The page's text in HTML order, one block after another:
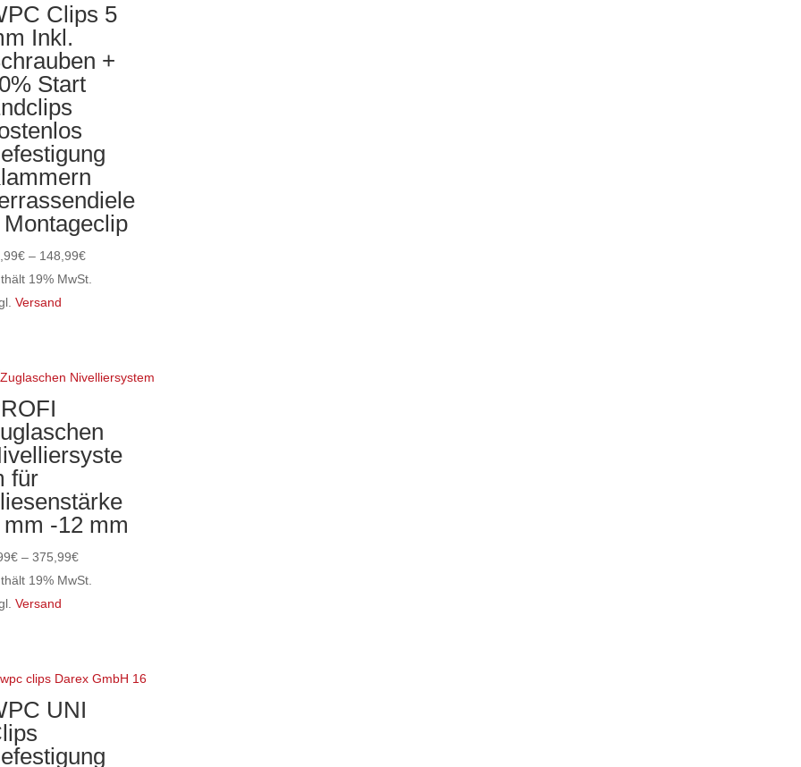
Clips 5
Inkl.
+
Start
Montageclip
€ – 148,99€Preisspanne:
14,99€
19% MwSt.
Versand
für
mm -12 mm
€ – 375,99€Preisspanne:
5,99€
19% MwSt.
Versand
UNI